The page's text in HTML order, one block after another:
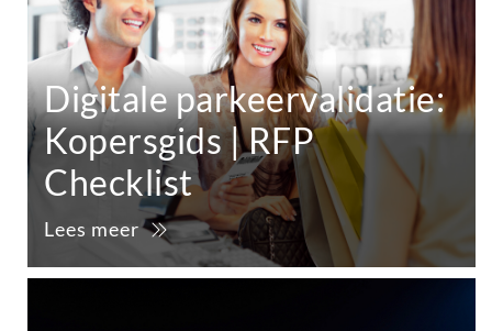
Digitale parkeervalidatie:
Kopersgids | RFP
Checklist
Lees meer